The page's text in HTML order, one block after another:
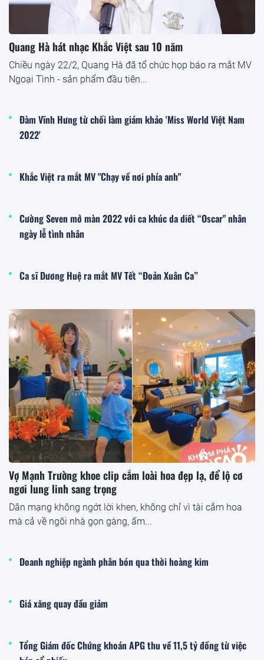
Quang Hà hát nhạc Khắc Việt sau 10 năm
Chiều ngày 22/2, Quang Hà đã tổ chức họp báo ra mắt MV
Ngoại Tình - sản phẩm đầu tiên...
Đàm Vĩnh Hưng từ chối làm giám khảo 'Miss World Việt Nam
2022'
Khắc Việt ra mắt MV "Chạy về nơi phía anh"
Cường Seven mở màn 2022 với ca khúc da diết “Oscar" nhân
ngày lễ tình nhân
Ca sĩ Dương Huệ ra mắt MV Tết “Đoản Xuân Ca”
Vợ Mạnh Trường khoe clip cắm loài hoa đẹp lạ, để lộ cơ
ngơi lung linh sang trọng
Dân mạng không ngớt lời khen, không chỉ vì tài cắm hoa
mà cả về ngôi nhà gọn gàng, ấm...
Doanh nghiệp ngành phân bón qua thời hoàng kim
Giá xăng quay đầu giảm
Tổng Giám đốc Chứng khoán APG thu về 11,5 tỷ đồng từ việc